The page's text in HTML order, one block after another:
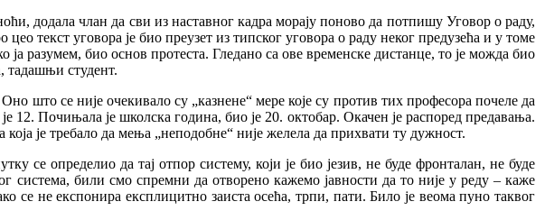
додала члан да сви из наставног кадра морају поново да потпишу Уговор о раду,
текст уговора је био преузет из типског уговора о раду неког предузећа и у томе
разумем, био основ протеста. Гледано са ове временске дистанце, то је можда био
тадашњи студент.
што се није очекивало су „казнене“ мере које су против тих професора почеле да
12. Почињала је школска година, био је 20. октобар. Окачен је распоред предавања.
је требало да мења „неподобне“ није желела да прихвати ту дужност.
се определио да тај отпор систему, који је био језив, не буде фронталан, не буде
система, били смо спремни да отворено кажемо јавности да то није у реду – каже
се не експонира експлицитно заиста осећа, трпи, пати. Било је веома пуно таквог